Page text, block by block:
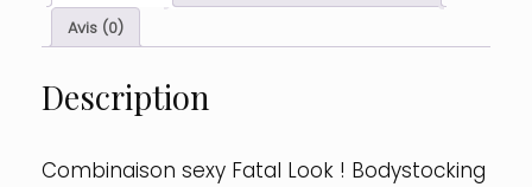
Couleur
Noir
Avis (0)
Description
Combinaison sexy Fatal Look ! Bodystocking